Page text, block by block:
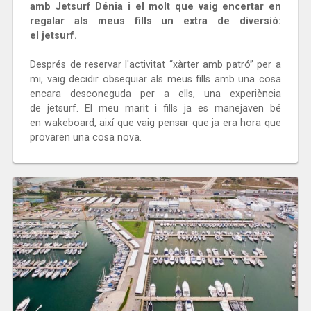
amb Jetsurf Dénia i el molt que vaig encertar en
regalar als meus fills un extra de diversió:
el jetsurf.
Després de reservar l'activitat “xàrter amb patró” per a
mi, vaig decidir obsequiar als meus fills amb una cosa
encara desconeguda per a ells, una experiència
de jetsurf. El meu marit i fills ja es manejaven bé
en wakeboard, així que vaig pensar que ja era hora que
provaren una cosa nova.